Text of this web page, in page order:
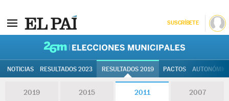
SUSCRÍBETE
NOTICIAS RESULTADOS 2023 RESULTADOS 2019 PACTOS
2019 2015 2011 2007